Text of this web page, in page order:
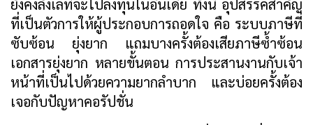
ยังคงลังเลที่จะไปลงทุนในอินเดีย ทั้งนี้ อุปสรรคสำคัญ
ที่เป็นตัวการให้ผู้ประกอบการถอดใจ คือ ระบบภาษีที่
ซับซ้อน ยุ่งยาก แถมบางครั้งต้องเสียภาษีซ้ำซ้อน
เอกสารยุ่งยาก หลายขั้นตอน การประสานงานกับเจ้า
หน้าที่เป็นไปด้วยความยากลำบาก และบ่อยครั้งต้อง
เจอกับปัญหาคอรัปชั่น